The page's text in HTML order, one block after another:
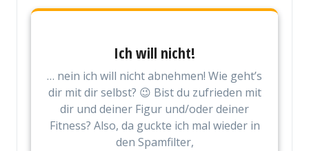
Ich will nicht!
… nein ich will nicht abnehmen! Wie geht’s
dir mit dir selbst? 😉 Bist du zufrieden mit
dir und deiner Figur und/oder deiner
Fitness? Also, da guckte ich mal wieder in
den Spamfilter,